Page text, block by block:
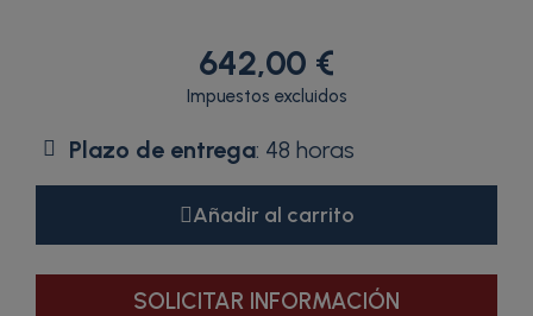
642,00 €
Impuestos excluidos
Plazo de entrega: 48 horas
Añadir al carrito
SOLICITAR INFORMACIÓN